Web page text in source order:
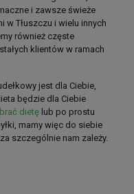
i zawsze świeże
Tłuszczu i wielu innych
również częste
klientów w ramach
jest dla Ciebie,
będzie dla Ciebie
dietę lub po prostu
mamy więc do siebie
szczególnie nam zależy.